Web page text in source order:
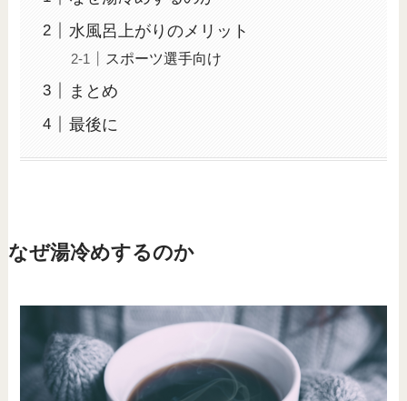
水風呂上がりのメリット
スポーツ選手向け
まとめ
最後に
なぜ湯冷めするのか